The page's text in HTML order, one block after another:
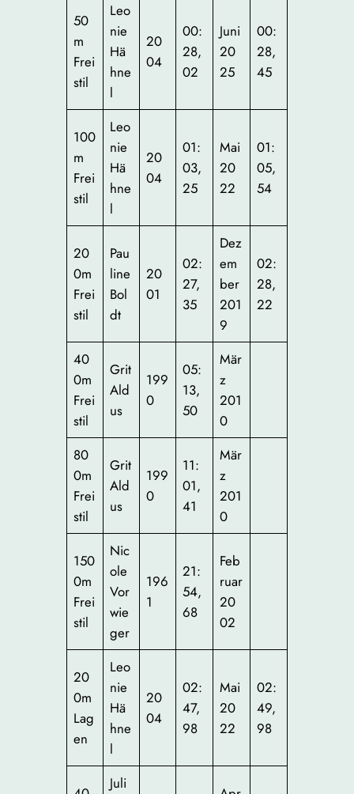
50
m
Frei
stil
Leo
nie
Hä
hne
l
20
04
00:
28,
02
Juni
20
25
00:
28,
45
100
m
Frei
stil
Leo
nie
Hä
hne
l
20
04
01:
03,
25
Mai
20
22
01:
05,
54
20
0m
Frei
stil
Pau
line
Bol
dt
20
01
02:
27,
35
Dez
em
ber
201
9
02:
28,
22
40
0m
Frei
stil
Grit
Ald
us
199
0
05:
13,
50
Mär
z
201
0
80
0m
Frei
stil
Grit
Ald
us
199
0
11:
01,
41
Mär
z
201
0
150
0m
Frei
stil
Nic
ole
Vor
wie
ger
196
1
21:
54,
68
Feb
ruar
20
02
20
0m
Lag
en
Leo
nie
Hä
hne
l
20
04
02:
47,
98
Mai
20
22
02:
49,
98
Juli